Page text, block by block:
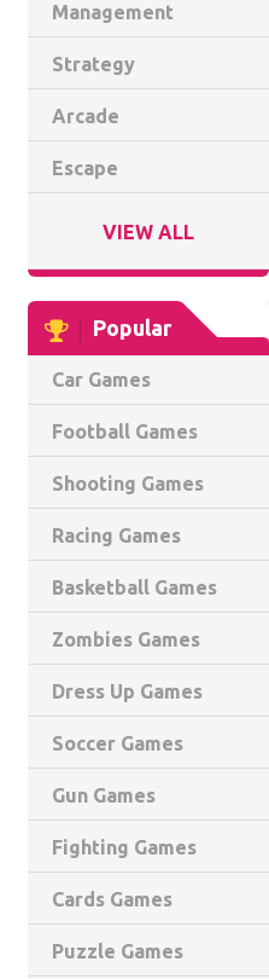
Management
Strategy
Arcade
Escape
VIEW ALL
Popular
Car Games
Football Games
Shooting Games
Racing Games
Basketball Games
Zombies Games
Dress Up Games
Soccer Games
Gun Games
Fighting Games
Cards Games
Puzzle Games